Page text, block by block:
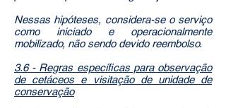
Nessas hipóteses, considera-se o serviço
como iniciado e operacionalmente
mobilizado, não sendo devido reembolso.
3.6 - Regras específicas para observação
de cetáceos e visitação de unidade de
conservação